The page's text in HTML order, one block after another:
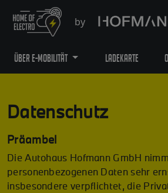
by
ÜBER E-MOBILITÄT LADEKARTE
Datenschutz
Präambel
Die Autohaus Hofmann GmbH
personenbezogenen Daten sehr
insbesondere verpflichtet, die